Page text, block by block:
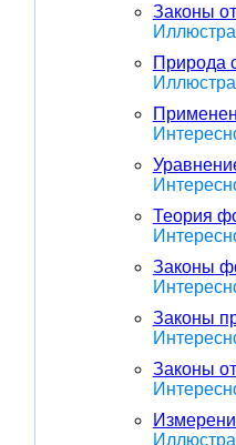
Законы
Природа
Теория
Законы
Законы
Законы